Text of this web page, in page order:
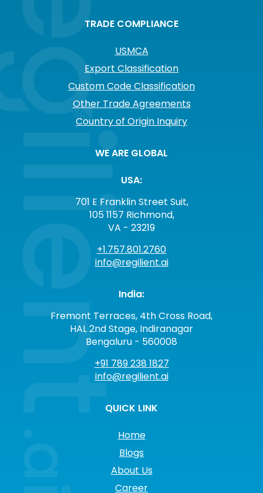
TRADE COMPLIANCE
USMCA
Export Classification
Custom Code Classification
Other Trade Agreements
Country of Origin Inquiry
WE ARE GLOBAL
USA:
701 E Franklin Street Suit,
105 1157 Richmond,
VA - 23219
+1.757.801.2760
info@regilient.ai
India:
Fremont Terraces, 4th Cross Road,
HAL 2nd Stage, Indiranagar
Bengaluru - 560008
+91 789 238 1827
info@regilient.ai
QUICK LINK
Home
Blogs
About Us
Career